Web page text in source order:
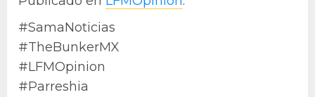
#SamaNoticias
#TheBunkerMX
#LFMOpinion
#Parreshia